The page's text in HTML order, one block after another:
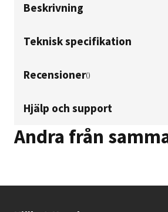
Beskrivning
Teknisk specifikation
Recensioner()
Hjälp och support
Andra från